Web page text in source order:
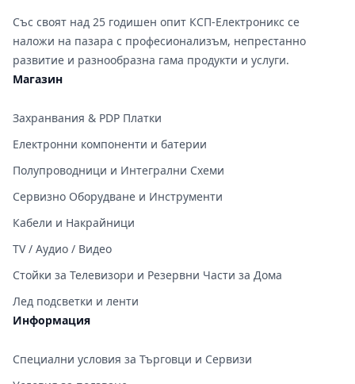
Със своят над 25 годишен опит КСП-Електроникс се
наложи на пазара с професионализъм, непрестанно
развитие и разнообразна гама продукти и услуги.
Магазин
Захранвания & PDP Платки
Електронни компоненти и батерии
Полупроводници и Интегрални Схеми
Сервизно Оборудване и Инструменти
Кабели и Накрайници
TV / Аудио / Видео
Стойки за Телевизори и Резервни Части за Дома
Лед подсветки и ленти
Информация
Специални условия за Търговци и Сервизи